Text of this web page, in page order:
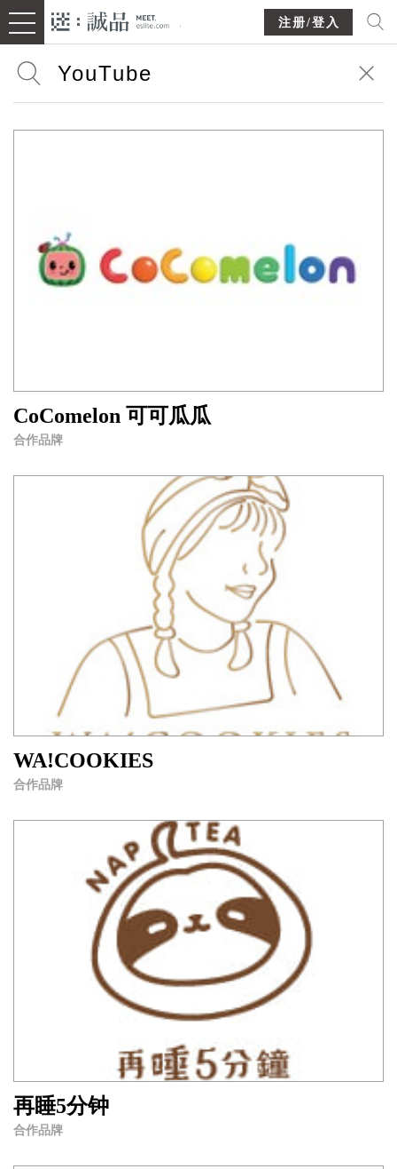
注册/登入
CoComelon 可可瓜瓜
合作品牌
WA!COOKIES
合作品牌
再睡5分钟
合作品牌